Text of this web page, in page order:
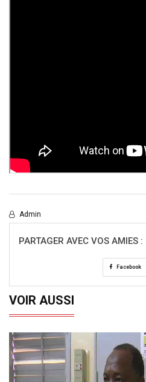
Admin
PARTAGER AVEC VOS AMIES :
Facebook
VOIR AUSSI